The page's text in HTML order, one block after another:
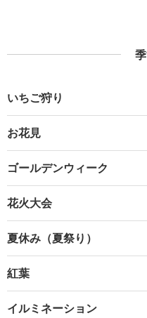
いちご狩り
お花見
ゴールデンウィーク
花火大会
夏休み（夏祭り）
紅葉
イルミネーション